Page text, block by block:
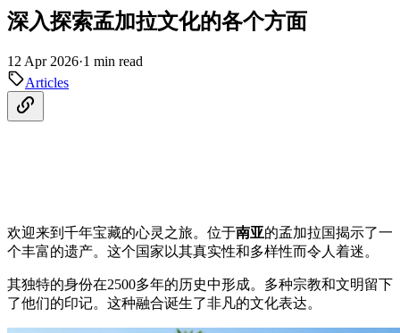
深入探索孟加拉文化的各个方面
12 Apr 2026·1 min read
Articles
欢迎来到千年宝藏的心灵之旅。位于南亚的孟加拉国揭示了一
个丰富的遗产。这个国家以其真实性和多样性而令人着迷。
其独特的身份在2500多年的历史中形成。多种宗教和文明留下
了他们的印记。这种融合诞生了非凡的文化表达。